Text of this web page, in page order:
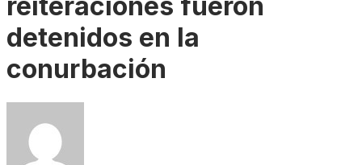
reiteraciones fueron
detenidos en la
conurbación